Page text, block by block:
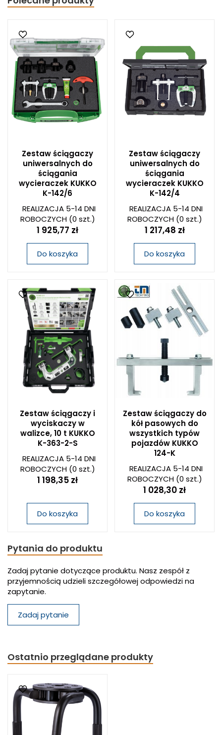
Zestaw ściągaczy
uniwersalnych do
ściągania
wycieraczek KUKKO
K-142/6
REALIZACJA 5-14 DNI
ROBOCZYCH(0 szt.)
1 925,77 zł
Do koszyka
Zestaw ściągaczy
uniwersalnych do
ściągania
wycieraczek KUKKO
K-142/4
REALIZACJA 5-14 DNI
ROBOCZYCH(0 szt.)
1 217,48 zł
Do koszyka
Zestaw ściągaczy i
wyciskaczy w
walizce, 10 t KUKKO
K-363-2-S
REALIZACJA 5-14 DNI
ROBOCZYCH(0 szt.)
1 198,35 zł
Do koszyka
Zestaw ściągaczy do
kół pasowych do
wszystkich typów
pojazdów KUKKO
124-K
REALIZACJA 5-14 DNI
ROBOCZYCH(0 szt.)
1 028,30 zł
Do koszyka
Pytania do produktu
Zadaj pytanie dotyczące produktu. Nasz zespół z
przyjemnością udzieli szczegółowej odpowiedzi na
zapytanie.
Zadaj pytanie
Ostatnio przeglądane produkty